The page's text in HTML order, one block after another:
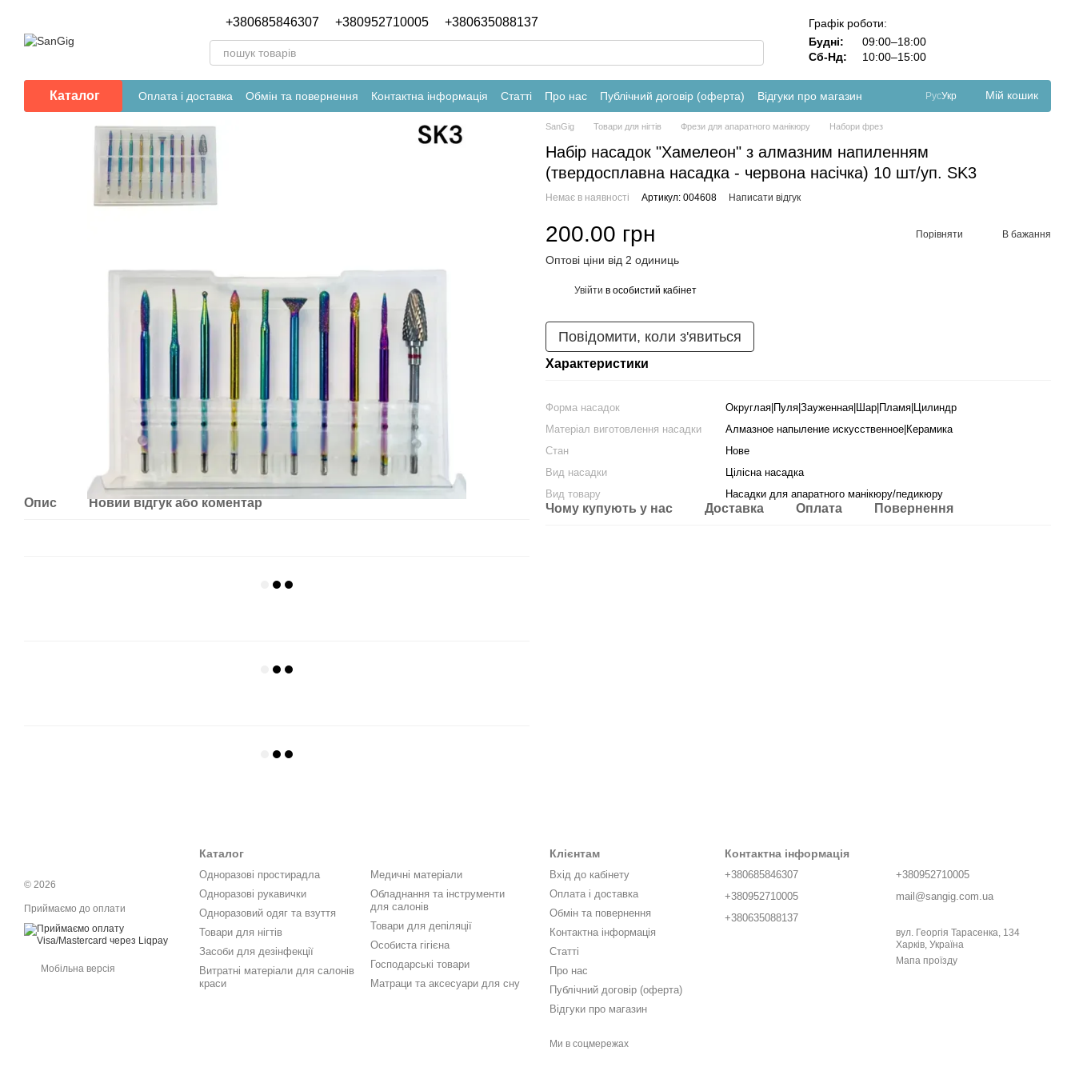
+380685846307 +380952710005 +380635088137
Графік роботи:
Будні:
09:00–18:00
Сб-Нд:
10:00–15:00
Каталог Оплата і доставка Обмін та повернення Контактна інформація Статті Про нас Публічний договір (оферта) Відгуки про магазин РусУкр Мій кошик
Опис Новий відгук або коментар
SanGig Товари для нігтів Фрези для апаратного манікюру Набори фрез
Набір насадок "Хамелеон" з алмазним напиленням
(твердосплавна насадка - червона насічка) 10 шт/уп. SK3
Немає в наявності Артикул: 004608 Написати відгук
200.00 грн Порівняти В бажання
Оптові ціни від 2 одиниць
Увійти в особистий кабінет
Повідомити, коли з'явиться
Характеристики
Форма насадок
Округлая|Пуля|Зауженная|Шар|Пламя|Цилиндр
Матеріал виготовлення насадки
Алмазное напыление искусственное|Керамика
Стан
Нове
Вид насадки
Цілісна насадка
Вид товару
Насадки для апаратного манікюру/педикюру
Чому купують у нас Доставка Оплата Повернення
© 2026
Приймаємо до оплати
Мобільна версія
Каталог
Одноразові простирадла
Одноразові рукавички
Одноразовий одяг та взуття
Товари для нігтів
Засоби для дезінфекції
Витратні матеріали для салонів
краси
Медичні матеріали
Обладнання та інструменти
для салонів
Товари для депіляції
Особиста гігієна
Господарські товари
Матраци та аксесуари для сну
Клієнтам
Вхід до кабінету
Оплата і доставка
Обмін та повернення
Контактна інформація
Статті
Про нас
Публічний договір (оферта)
Відгуки про магазин
Ми в соцмережах
Контактна інформація
+380685846307
+380952710005
+380635088137
+380952710005
mail@sangig.com.ua
вул. Георгія Тарасенка, 134
Харків, Україна
Мапа проїзду